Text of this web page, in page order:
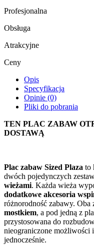
Profesjonalna
Obsługa
Atrakcyjne
Ceny
Opis
Specyfikacja
Opinie (0)
Pliki do pobrania
TEN PLAC ZABAW
DOSTAWĄ
Plac zabaw Sized Plaza to
dwóch pojedynczych
wieżami. Każda wieża
dodatkowe akcesoria
różnorodność zabawy. Oba
mostkiem, a pod jedną z
przystosowana do
nieograniczone możliwości
jednocześnie.